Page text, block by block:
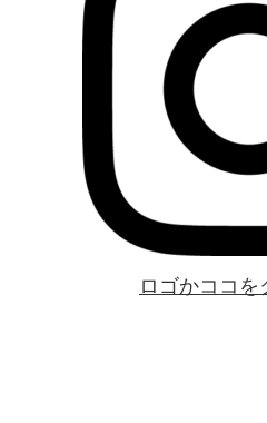
ロゴかココを